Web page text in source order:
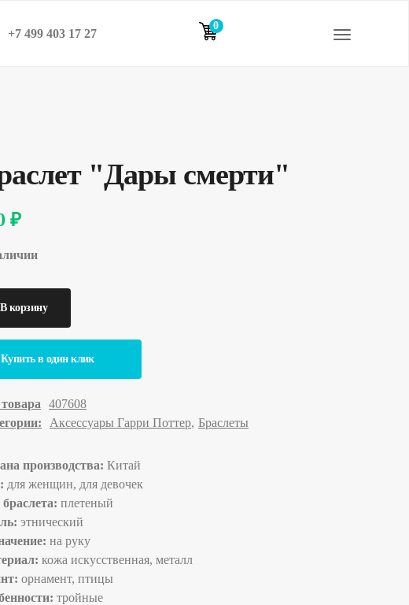
+7 499 403 17 27
0
элементов
"Дары смерти"
₽
Купить в один клик
407608
Аксессуары Гарри Поттер Браслеты
производства: Китай
для женщин, для девочек
плетеный
этнический
на руку
кожа искусственная, металл
орнамент, птицы
тройные